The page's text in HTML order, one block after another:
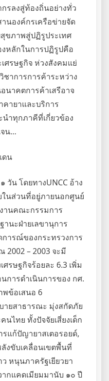
รลงสู่ท้องถิ่นอย่างทั่ว
นองค์กรเครือข่ายจัด
ขภาพสู่ปฏิรูประเทศ
งหลักในการปฏิรูปคือ
ศรษฐกิจ ห่วงสังคมแย่
ชาการการค้าระหว่าง
นาคตการค้าเสรีอาจ
ายาและบริการ
ำทุกภาคีที่เกี่ยวข้อง
จน…
ดน
วัน โดยทางUNCC อ้าง
ในส่วนที่อยู่ภายนอกศูนย์
านคณะกรรมการ
นะฝ่ายเลขานุการ
ารณ์ของกระทรวงการ
2002 – 2003 จะมี
ศรษฐกิจร้อยละ 6.3 เพิ่ม
การดำเนินการของ กศ.
ข้อเสนอ 6
ายสาธารณะ มุ่งสกัดภัย
ไทย ทั้งปัจจัยเสี่ยงเด็ก
แก้ปัญายาสเตอรอยด์,
งขับเคลื่อนเขตพื้นที่
หนุนภาครัฐเยียวยา
กแคดเมียมมานับ ๑๐ ปี